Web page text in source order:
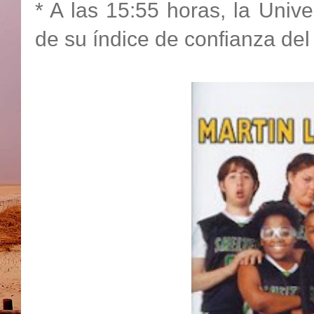
* A las 15:55 horas, la
de su índice de confianza